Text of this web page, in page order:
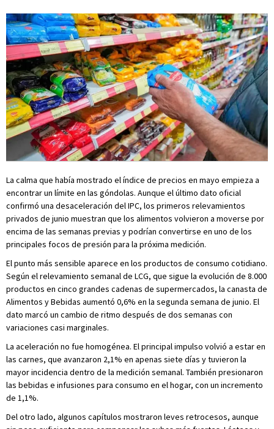
La calma que había mostrado el índice de precios en mayo empieza a
encontrar un límite en las góndolas. Aunque el último dato oficial
confirmó una desaceleración del IPC, los primeros relevamientos
privados de junio muestran que los alimentos volvieron a moverse por
encima de las semanas previas y podrían convertirse en uno de los
principales focos de presión para la próxima medición.
El punto más sensible aparece en los productos de consumo cotidiano.
Según el relevamiento semanal de LCG, que sigue la evolución de 8.000
productos en cinco grandes cadenas de supermercados, la canasta de
Alimentos y Bebidas aumentó 0,6% en la segunda semana de junio. El
dato marcó un cambio de ritmo después de dos semanas con
variaciones casi marginales.
La aceleración no fue homogénea. El principal impulso volvió a estar en
las carnes, que avanzaron 2,1% en apenas siete días y tuvieron la
mayor incidencia dentro de la medición semanal. También presionaron
las bebidas e infusiones para consumo en el hogar, con un incremento
de 1,1%.
Del otro lado, algunos capítulos mostraron leves retrocesos, aunque